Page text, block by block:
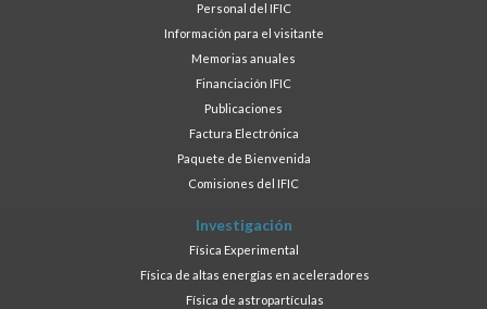
Personal del IFIC
Información para el visitante
Memorias anuales
Financiación IFIC
Publicaciones
Factura Electrónica
Paquete de Bienvenida
Comisiones del IFIC
Investigación
Física Experimental
Física de altas energías en aceleradores
Física de astropartículas